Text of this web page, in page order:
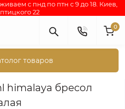
с пнд по птн с 9 до 18. Киев,
22
0
товаров
товаров АЮРВЕДИЧЕСКИЕ
himalaya бресол